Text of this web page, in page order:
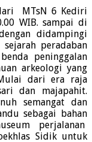
MTsN 6 Kediri
WIB. sampai di
didampingi
peradaban
peninggalan
arkeologi yang
dari era raja
dan majapahit.
semangat dan
sebagai bahan
perjalanan
Sidik untuk